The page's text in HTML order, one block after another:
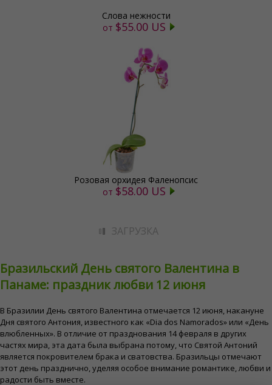
Слова нежности
от $55.00 US
Розовая орхидея Фаленопсис
от $58.00 US
ЗАГРУЗКА
Бразильский День святого Валентина в
Панаме: праздник любви 12 июня
В Бразилии День святого Валентина отмечается 12 июня, накануне
Дня святого Антония, известного как «Dia dos Namorados» или «День
влюбленных». В отличие от празднования 14 февраля в других
частях мира, эта дата была выбрана потому, что Святой Антоний
является покровителем брака и сватовства. Бразильцы отмечают
этот день празднично, уделяя особое внимание романтике, любви и
радости быть вместе.